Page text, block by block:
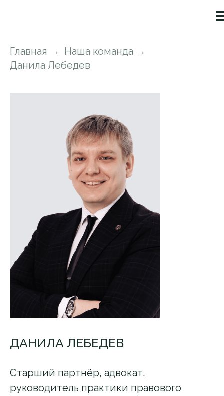
Главная → Наша команда →
Данила Лебедев
ДАНИЛА ЛЕБЕДЕВ
Старший партнёр, адвокат,
руководитель практики правового